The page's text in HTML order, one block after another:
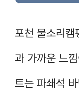
포천 물소리캠
과 가까운 느
트는 파쇄석